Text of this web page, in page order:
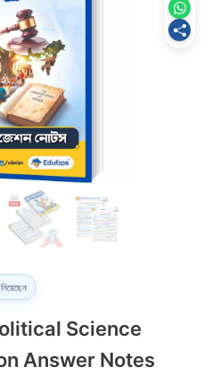
Science
Answer Notes